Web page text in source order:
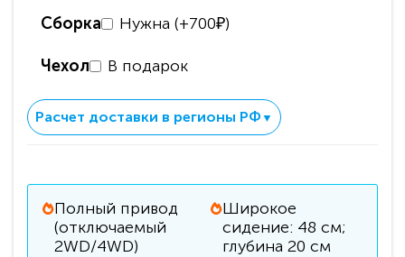
Сборка Нужна (+700₽)
Чехол В подарок
Расчет доставки в регионы РФ ▼
Полный привод
(отключаемый
2WD/4WD)
Широкое
сидение: 48 см;
глубина 20 см